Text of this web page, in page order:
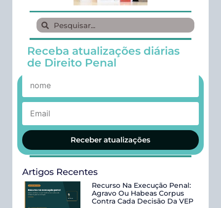
Receba atualizações diárias
de Direito Penal
Receber atualizações
Artigos Recentes
Recurso Na Execução Penal:
Agravo Ou Habeas Corpus
Contra Cada Decisão Da VEP